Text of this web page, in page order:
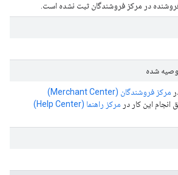
در مرکز فروشندگان ثبت نشده است.
شده
مرکز فروشندگان (Merchant Center)
این کار در مرکز راهنما (Help Center)